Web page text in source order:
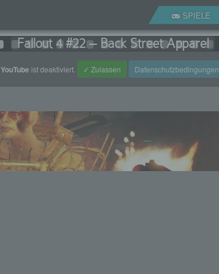
SPIELE
Fallout 4 #22 – Back Street Apparel
YouTube ist deaktiviert. ✓ Zulassen Datenschutzbedingungen